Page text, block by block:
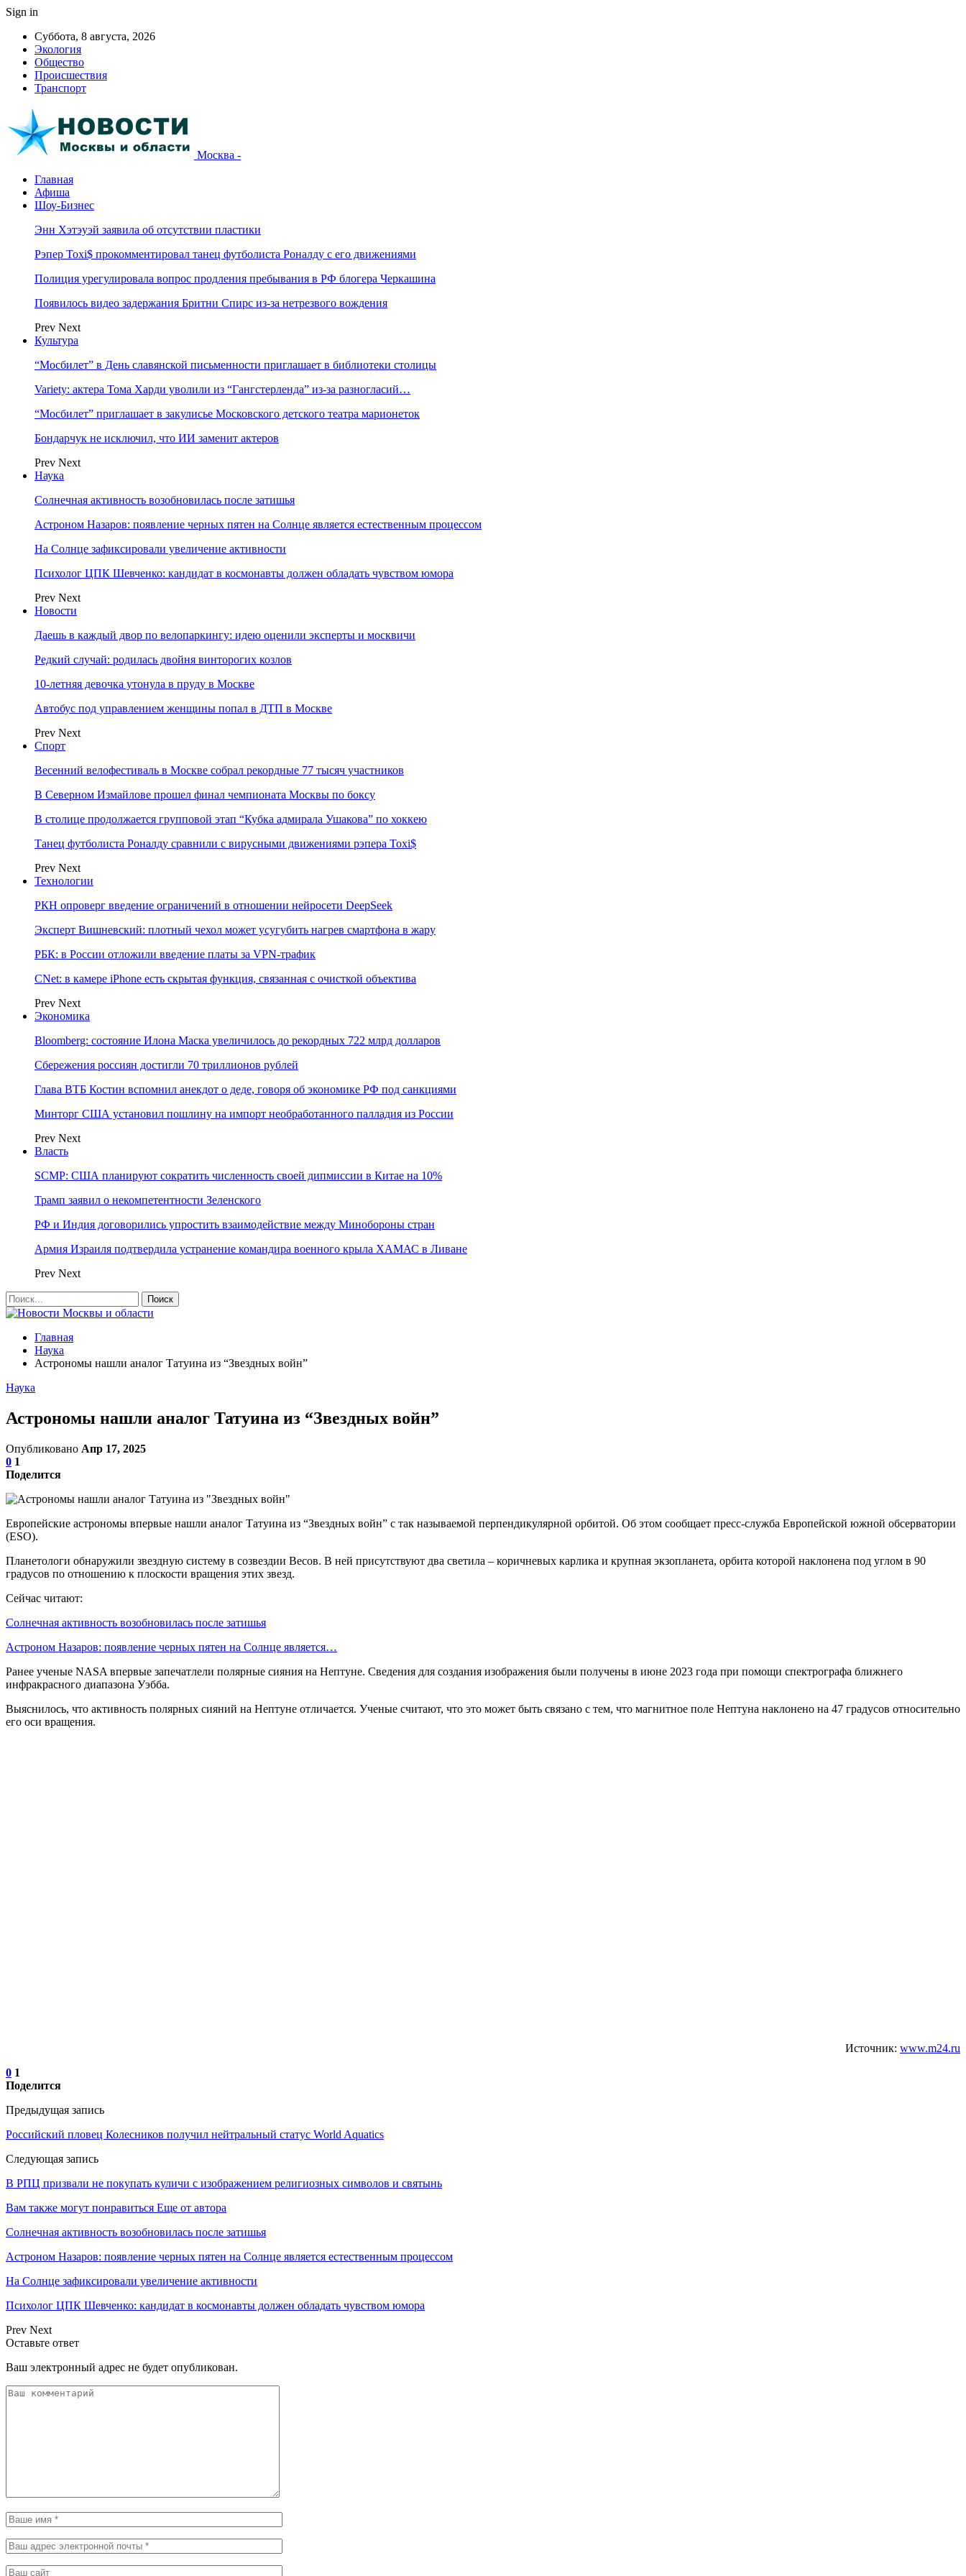
Sign in
Суббота, 8 августа, 2026
Экология
Общество
Происшествия
Транспорт
Москва -
Главная
Афиша
Шоу-Бизнес
Энн Хэтэуэй заявила об отсутствии пластики
Рэпер Toxi$ прокомментировал танец футболиста Роналду с его движениями
Полиция урегулировала вопрос продления пребывания в РФ блогера Черкашина
Появилось видео задержания Бритни Спирс из-за нетрезвого вождения
Prev Next
Культура
“Мосбилет” в День славянской письменности приглашает в библиотеки столицы
Variety: актера Тома Харди уволили из “Гангстерленда” из-за разногласий…
“Мосбилет” приглашает в закулисье Московского детского театра марионеток
Бондарчук не исключил, что ИИ заменит актеров
Prev Next
Наука
Солнечная активность возобновилась после затишья
Астроном Назаров: появление черных пятен на Солнце является естественным процессом
На Солнце зафиксировали увеличение активности
Психолог ЦПК Шевченко: кандидат в космонавты должен обладать чувством юмора
Prev Next
Новости
Даешь в каждый двор по велопаркингу: идею оценили эксперты и москвичи
Редкий случай: родилась двойня винторогих козлов
10-летняя девочка утонула в пруду в Москве
Автобус под управлением женщины попал в ДТП в Москве
Prev Next
Спорт
Весенний велофестиваль в Москве собрал рекордные 77 тысяч участников
В Северном Измайлове прошел финал чемпионата Москвы по боксу
В столице продолжается групповой этап “Кубка адмирала Ушакова” по хоккею
Танец футболиста Роналду сравнили с вирусными движениями рэпера Toxi$
Prev Next
Технологии
РКН опроверг введение ограничений в отношении нейросети DeepSeek
Эксперт Вишневский: плотный чехол может усугубить нагрев смартфона в жару
РБК: в России отложили введение платы за VPN-трафик
CNet: в камере iPhone есть скрытая функция, связанная с очисткой объектива
Prev Next
Экономика
Bloomberg: состояние Илона Маска увеличилось до рекордных 722 млрд долларов
Сбережения россиян достигли 70 триллионов рублей
Глава ВТБ Костин вспомнил анекдот о деде, говоря об экономике РФ под санкциями
Минторг США установил пошлину на импорт необработанного палладия из России
Prev Next
Власть
SCMP: США планируют сократить численность своей дипмиссии в Китае на 10%
Трамп заявил о некомпетентности Зеленского
РФ и Индия договорились упростить взаимодействие между Минобороны стран
Армия Израиля подтвердила устранение командира военного крыла ХАМАС в Ливане
Prev Next
Главная
Наука
Астрономы нашли аналог Татуина из “Звездных войн”
Наука
Астрономы нашли аналог Татуина из “Звездных войн”
Опубликовано Апр 17, 2025
0 1
Поделится
Европейские астрономы впервые нашли аналог Татуина из “Звездных войн” с так называемой перпендикулярной орбитой. Об этом сообщает пресс-служба Европейской южной обсерватории
(ESO).
Планетологи обнаружили звездную систему в созвездии Весов. В ней присутствуют два светила – коричневых карлика и крупная экзопланета, орбита которой наклонена под углом в 90
градусов по отношению к плоскости вращения этих звезд.
Сейчас читают:
Солнечная активность возобновилась после затишья
Астроном Назаров: появление черных пятен на Солнце является…
Ранее ученые NASA впервые запечатлели полярные сияния на Нептуне. Сведения для создания изображения были получены в июне 2023 года при помощи спектрографа ближнего
инфракрасного диапазона Уэбба.
Выяснилось, что активность полярных сияний на Нептуне отличается. Ученые считают, что это может быть связано с тем, что магнитное поле Нептуна наклонено на 47 градусов относительно
его оси вращения.
Источник: www.m24.ru
0 1
Поделится
Предыдущая запись
Российский пловец Колесников получил нейтральный статус World Aquatics
Следующая запись
В РПЦ призвали не покупать куличи с изображением религиозных символов и святынь
Вам также могут понравиться Еще от автора
Солнечная активность возобновилась после затишья
Астроном Назаров: появление черных пятен на Солнце является естественным процессом
На Солнце зафиксировали увеличение активности
Психолог ЦПК Шевченко: кандидат в космонавты должен обладать чувством юмора
Prev Next
Оставьте ответ
Ваш электронный адрес не будет опубликован.